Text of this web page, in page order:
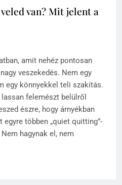
van? Mit jelent a
amit nehéz pontosan
veszekedés. Nem egy
egy könnyekkel teli szakítás.
felemészt belülről
észre, hogy árnyékban
többen „quiet quitting”-
hagynak el, nem